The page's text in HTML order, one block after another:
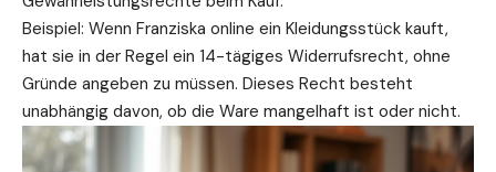
Beispiel: Wenn Franziska online ein Kleidungsstück kauft,
hat sie in der Regel ein 14-tägiges Widerrufsrecht, ohne
Gründe angeben zu müssen. Dieses Recht besteht
unabhängig davon, ob die Ware mangelhaft ist oder nicht.